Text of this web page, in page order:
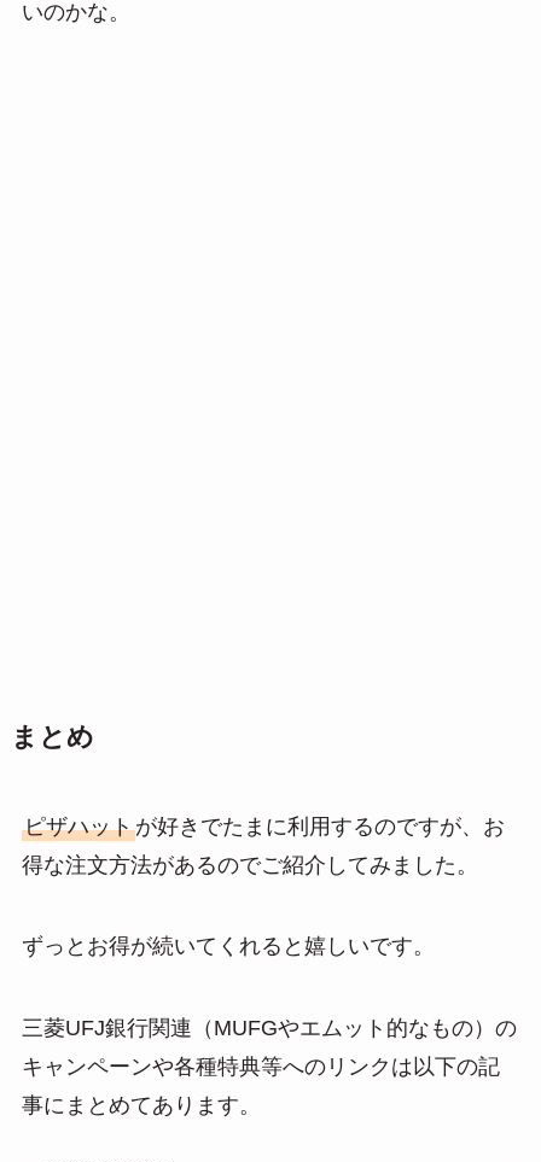
いのかな。
まとめ
ピザハットが好きでたまに利用するのですが、お
得な注文方法があるのでご紹介してみました。
ずっとお得が続いてくれると嬉しいです。
三菱UFJ銀行関連（MUFGやエムット的なもの）の
キャンペーンや各種特典等へのリンクは以下の記
事にまとめてあります。